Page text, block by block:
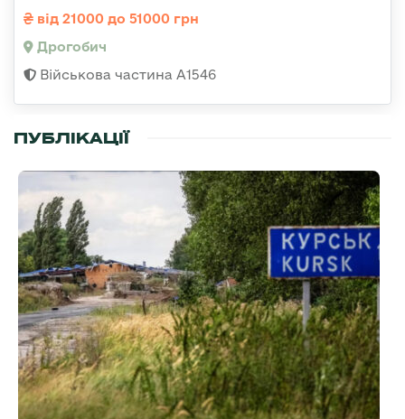
від 21000 до 51000 грн
Дрогобич
Військова частина А1546
ПУБЛІКАЦІЇ